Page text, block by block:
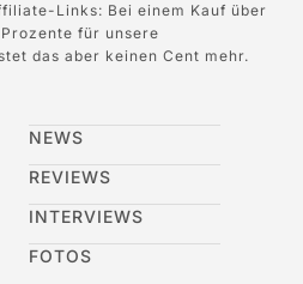
Links: Bei einem Kauf über
für unsere
das aber keinen Cent mehr.
NEWS
REVIEWS
INTERVIEWS
FOTOS